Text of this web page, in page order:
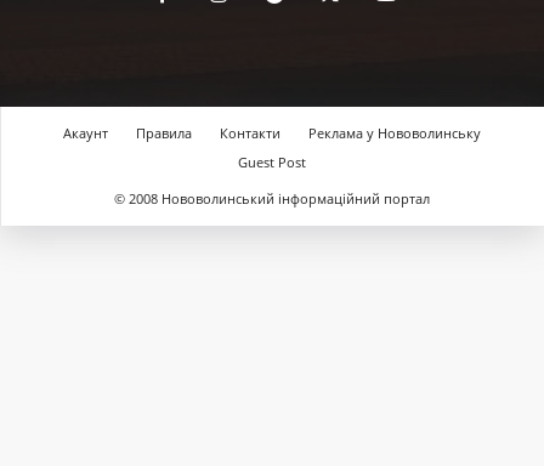
Акаунт Правила Контакти
Реклама у Нововолинську
Guest Post
© 2008 Нововолинський інформаційний портал